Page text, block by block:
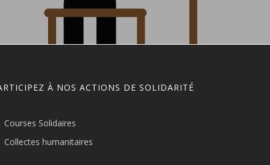
À NOS ACTIONS DE SOLIDARITÉ
Courses Solidaires
Collectes humanitaires